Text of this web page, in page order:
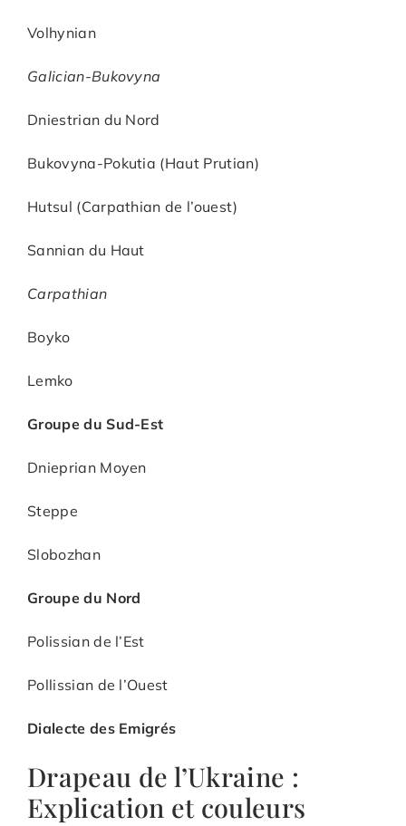
Volhynian
Galician-Bukovyna
Dniestrian du Nord
Bukovyna-Pokutia (Haut Prutian)
Hutsul (Carpathian de l’ouest)
Sannian du Haut
Carpathian
Boyko
Lemko
Groupe du Sud-Est
Dnieprian Moyen
Steppe
Slobozhan
Groupe du Nord
Polissian de l’Est
Pollissian de l’Ouest
Dialecte des Emigrés
Drapeau de l’Ukraine :
Explication et couleurs